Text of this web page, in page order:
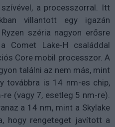
a processzorral. Itt
villantott egy igazán
széria nagyon erősre
Comet Lake-H családdal
Core mobil processzor. A
találni az nem más, mint
továbbra is 14 nm-es chip,
re (vagy 7, esetleg 5 nm-re).
a 14 nm, mint a Skylake
hogy rengeteget javított a